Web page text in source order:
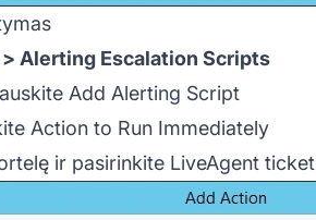
Alerting Escalation Scripts
Add Alerting Script
Action to Run Immediately
ir pasirinkite LiveAgent ticket